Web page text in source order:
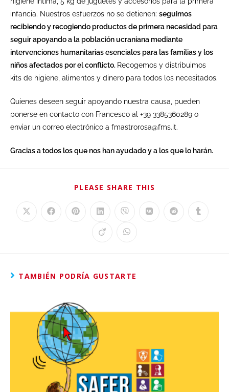
infancia. Nuestros esfuerzos no se detienen: seguimos
recibiendo y recogiendo productos de primera necesidad para
seguir apoyando a la población ucraniana mediante
intervenciones humanitarias esenciales para las familias y los
niños afectados por el conflicto. Recogemos y distribuimos
kits de higiene, alimentos y dinero para todos los necesitados.
Quienes deseen seguir apoyando nuestra causa, pueden
ponerse en contacto con Francesco al +39 3385360289 o
enviar un correo electrónico a fmastrorosa@fms.it.
Gracias a todos los que nos han ayudado y a los que lo harán.
PLEASE SHARE THIS
TAMBIÉN PODRÍA GUSTARTE